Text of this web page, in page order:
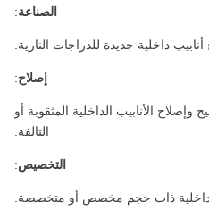
الصناعة:
داخلية جديدة للدراجات النارية.
إصلاح:
الأنابيب الداخلية المثقوبة أو
التالفة.
التخصيص:
داخلية ذات حجم مخصص أو متخصصة.